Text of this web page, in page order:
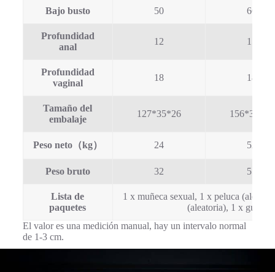
Bajo busto 50 66
Profundidad
anal
12 15
Profundidad
vaginal
18 18
Tamaño del
embalaje
127*35*26 156*38*29
Peso neto（kg） 24 52
Peso bruto 32 55
Lista de
paquetes
1 x muñeca sexual, 1 x peluca
(aleatoria), 1 x
El valor es una medición manual, hay un intervalo normal
de 1-3 cm.